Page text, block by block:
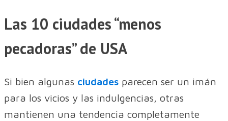
Las 10 ciudades “menos
pecadoras” de USA
Si bien algunas ciudades parecen ser un imán
para los vicios y las indulgencias, otras
mantienen una tendencia completamente